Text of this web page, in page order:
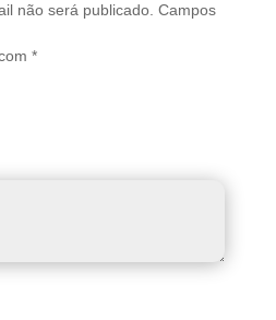
não será publicado. Campos
*